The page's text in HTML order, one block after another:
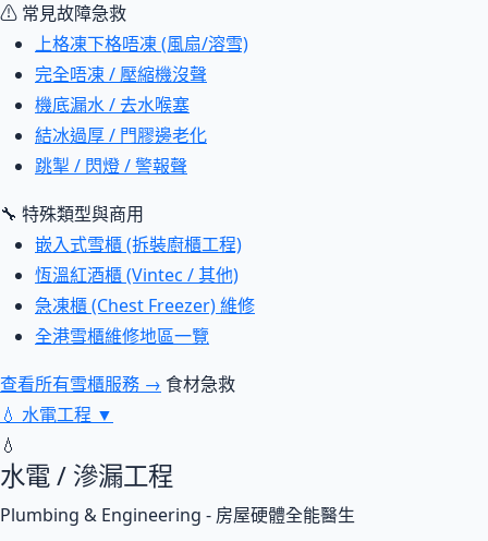
⚠ 常見故障急救
上格凍下格唔凍 (風扇/溶雪)
完全唔凍 / 壓縮機沒聲
機底漏水 / 去水喉塞
結冰過厚 / 門膠邊老化
跳掣 / 閃燈 / 警報聲
🔧 特殊類型與商用
嵌入式雪櫃 (拆裝廚櫃工程)
恆溫紅酒櫃 (Vintec / 其他)
急凍櫃 (Chest Freezer) 維修
全港雪櫃維修地區一覽
查看所有雪櫃服務 → 食材急救
💧 水電工程 ▼
💧
水電 / 滲漏工程
Plumbing & Engineering - 房屋硬體全能醫生